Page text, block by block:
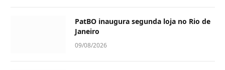
PatBO inaugura segunda loja no Rio de
Janeiro
09/08/2026